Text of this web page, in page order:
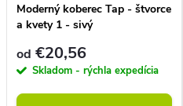
Moderný koberec Tap - štvorce
a kvety 1 - sivý
od €20,56
Skladom - rýchla expedícia